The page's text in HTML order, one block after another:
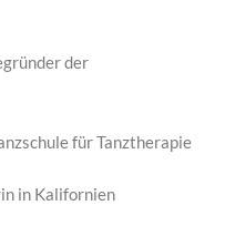
der
für Tanztherapie
in Kalifornien